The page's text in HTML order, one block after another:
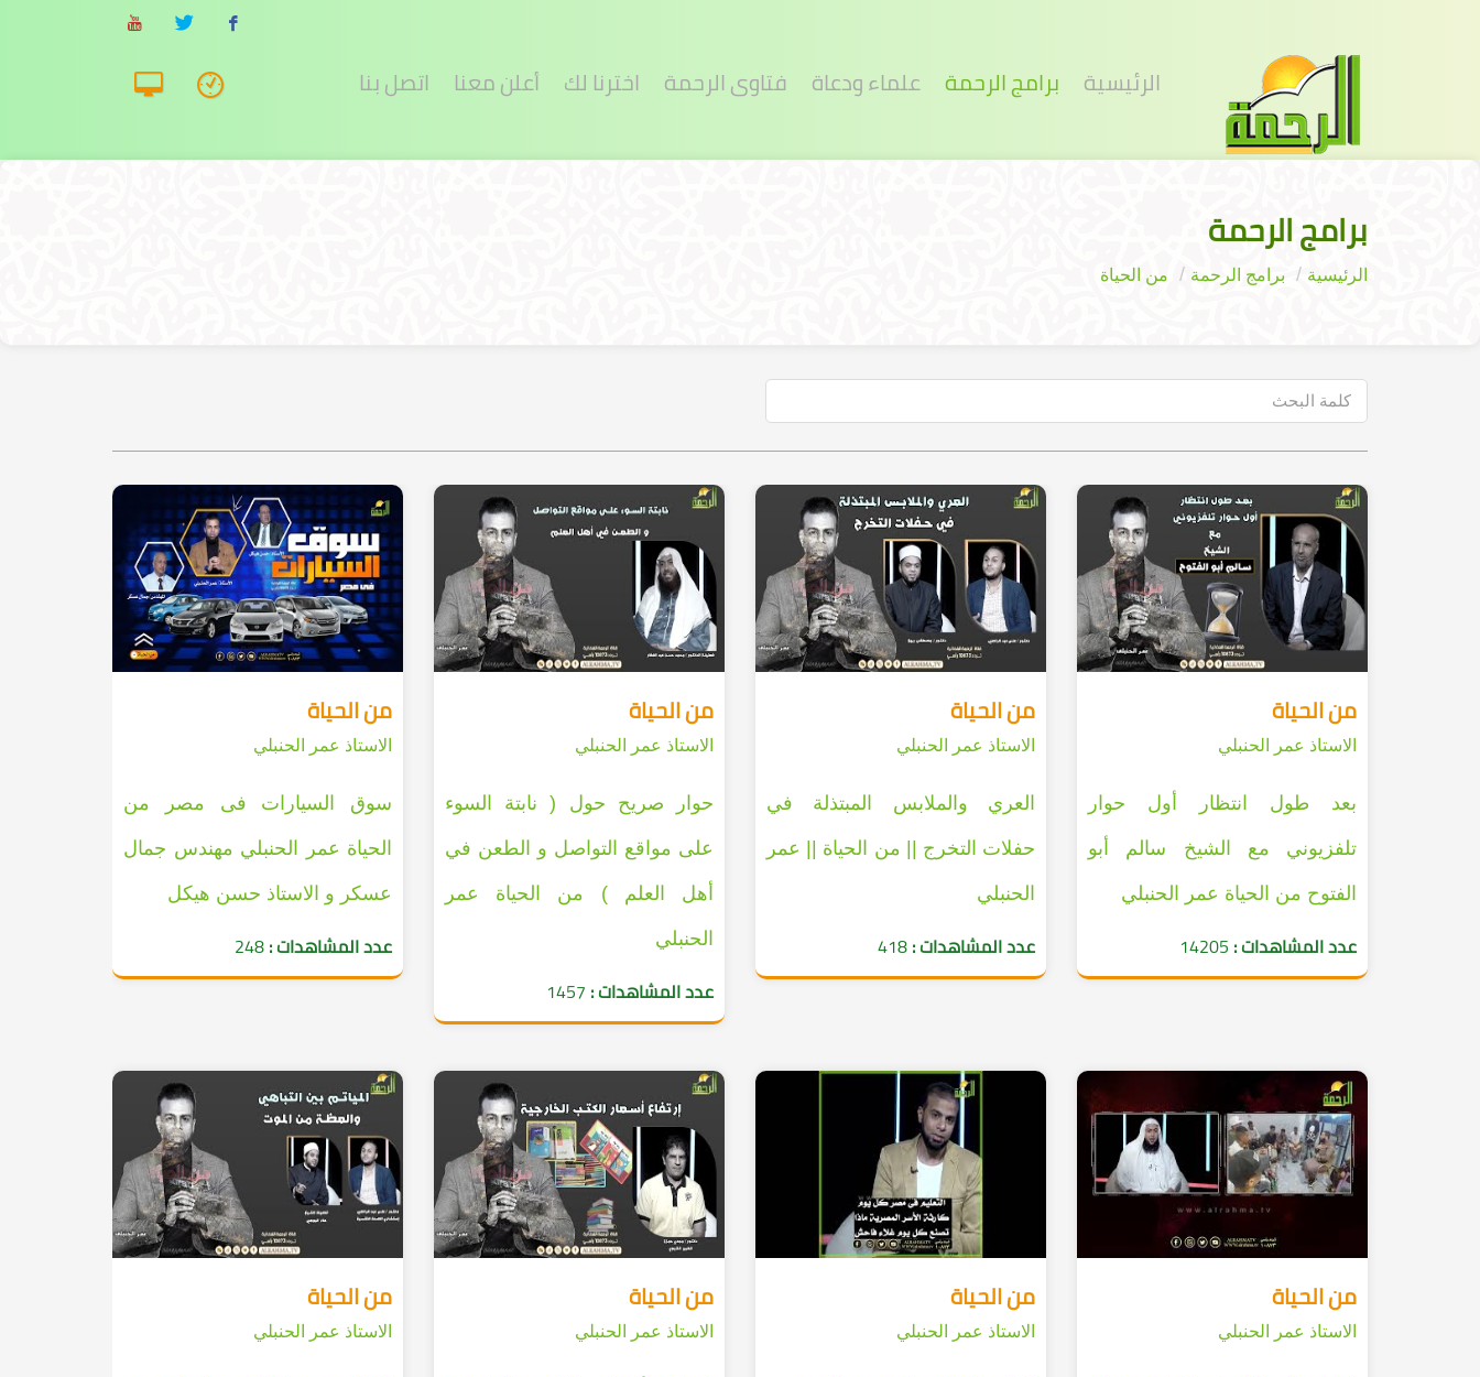
الرئيسية برامج الرحمة علماء ودعاة فتاوى الرحمة اخترنا لك أعلن معنا اتصل بنا
برامج الرحمة
الرئيسية برامج الرحمة من الحياة
من الحياة
الاستاذ عمر الحنبلي
بعد طول انتظار أول حوار
تلفزيوني مع الشيخ سالم أبو
الفتوح من الحياة عمر الحنبلي
عدد المشاهدات : 14205
من الحياة
الاستاذ عمر الحنبلي
العري والملابس المبتذلة في
حفلات التخرج || من الحياة || عمر
الحنبلي
عدد المشاهدات :418
من الحياة
الاستاذ عمر الحنبلي
حوار صريح حول ( نابتة السوء
على مواقع التواصل و الطعن في
أهل العلم ) من الحياة عمر
الحنبلي
عدد المشاهدات : 1457
من الحياة
الاستاذ عمر الحنبلي
سوق السيارات فى مصر من
الحياة عمر الحنبلي مهندس جمال
عسكر و الاستاذ حسن هيكل
عدد المشاهدات :248
من الحياة
الاستاذ عمر الحنبلي
من الحياة
الاستاذ عمر الحنبلي
من الحياة
الاستاذ عمر الحنبلي
من الحياة
الاستاذ عمر الحنبلي